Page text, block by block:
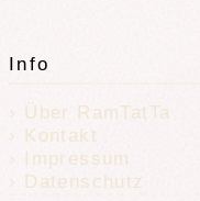
Info
Über RamTatTa
Kontakt
Impressum
Datenschutz